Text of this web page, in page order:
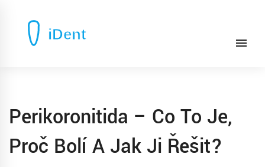
Perikoronitida – Co To Je,
Proč Bolí A Jak Ji Řešit?